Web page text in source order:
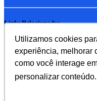
Utilizamos cookies
experiência, melhorar
como você interage
personalizar conteúdo.
Links Relacionados
RSB - Rede
EDEBE - Editora
UPV - União pela
Familia Salesiana